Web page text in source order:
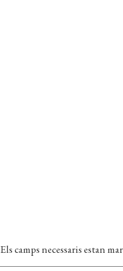
Els camps necessaris estan